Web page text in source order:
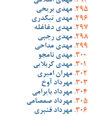
مهدی بریحی
مهدی تیکدری
مهدی دغاغله
مهدی رجبی
مهدی مداحی
مهدی نامجو
مهدی کربلایی
مهران امیری
مهرداد آوخ
مهرداد بایرامی
مهرداد صمصامی
مهرداد قنبری